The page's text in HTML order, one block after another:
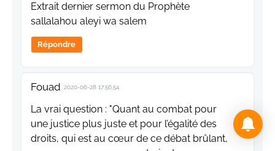
Extrait dernier sermon du Prophète
sallalahou aleyi wa salem
Répondre
Fouad 2020-06-28 17:56:54
La vrai question : "Quant au combat pour
une justice plus juste et pour l’égalité des
droits, qui est au cœur de ce débat brûlant,